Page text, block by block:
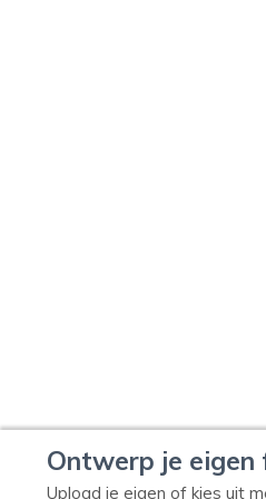
Ontwerp je
Upload je eigen of kies uit